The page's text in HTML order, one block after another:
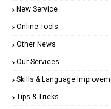
New Service
Online Tools
Other News
Our Services
Skills & Language
Tips & Tricks